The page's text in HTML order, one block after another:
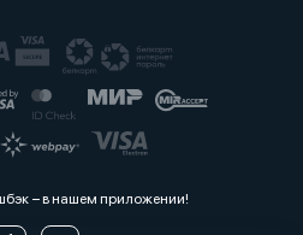
− в нашем приложении!